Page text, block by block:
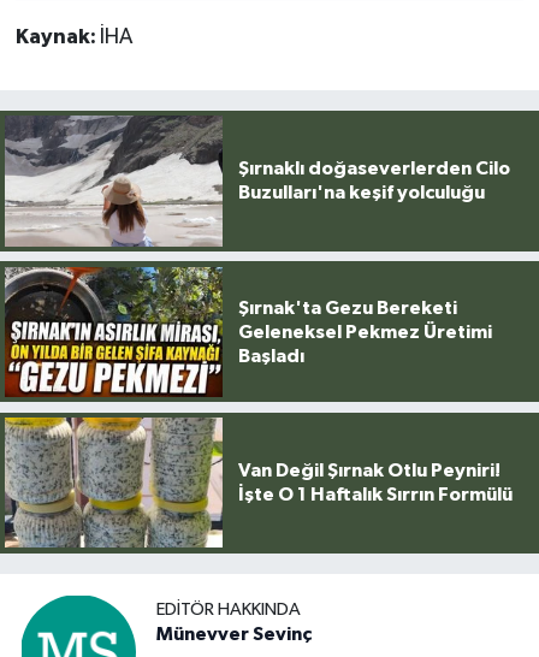
Kaynak: İHA
Şırnaklı doğaseverlerden Cilo
Buzulları'na keşif yolculuğu
Şırnak'ta Gezu Bereketi
Geleneksel Pekmez Üretimi
Başladı
Van Değil Şırnak Otlu Peyniri!
İşte O 1 Haftalık Sırrın Formülü
EDITÖR HAKKINDA
Münevver Sevinç